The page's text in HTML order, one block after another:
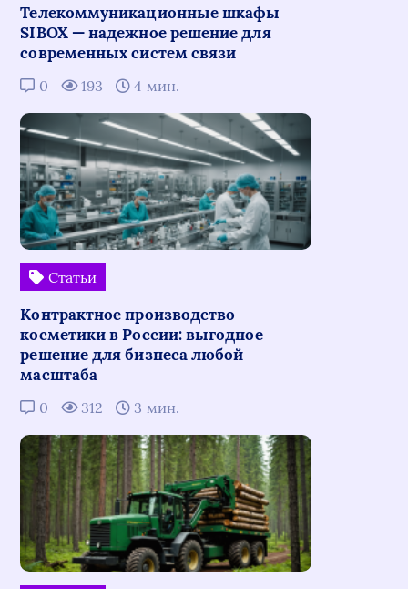
Телекоммуникационные шкафы
SIBOX — надежное решение для
современных систем связи
0 193 4 мин.
Статьи
Контрактное производство
косметики в России: выгодное
решение для бизнеса любой
масштаба
0 312 3 мин.